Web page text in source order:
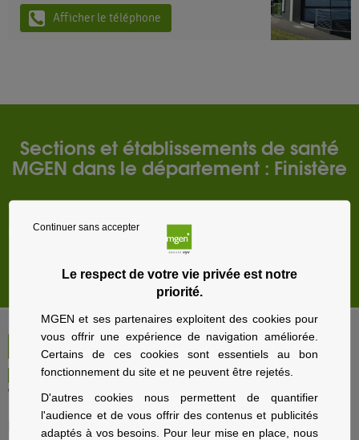
Le respect de votre vie privée est notre
priorité.
MGEN et ses partenaires exploitent des cookies pour
vous offrir une expérience de navigation améliorée.
Certains de ces cookies sont essentiels au bon
fonctionnement du site et ne peuvent être rejetés.
D'autres cookies nous permettent de quantifier
l'audience et de vous offrir des contenus et publicités
adaptés à vos besoins. Pour leur mise en place, nous
Continuer sans accepter
Afficher le téléphone
Sections et établissements de santé
MGEN dans le département : Finistère
Quimper
Brest
Store locator par
Particuliers